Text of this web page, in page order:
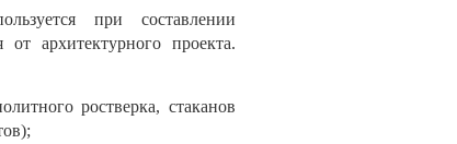
при составлении
архитектурного проекта.
ростверка, стаканов